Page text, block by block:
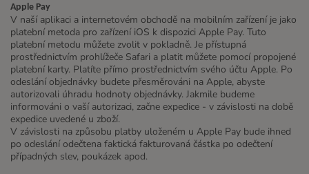
Apple Pay
V naší aplikaci a internetovém obchodě na mobilním zařízení je jako
platební metoda pro zařízení iOS k dispozici Apple Pay. Tuto
platební metodu můžete zvolit v pokladně. Je přístupná
prostřednictvím prohlížeče Safari a platit můžete pomocí propojené
platební karty. Platíte přímo prostřednictvím svého účtu Apple. Po
odeslání objednávky budete přesměrováni na Apple, abyste
autorizovali úhradu hodnoty objednávky. Jakmile budeme
informováni o vaší autorizaci, začne expedice - v závislosti na době
expedice uvedené u zboží.
V závislosti na způsobu platby uloženém u Apple Pay bude ihned
po odeslání odečtena faktická fakturovaná částka po odečtení
případných slev, poukázek apod.